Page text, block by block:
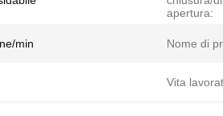
apertura:
min Nome di
Vita